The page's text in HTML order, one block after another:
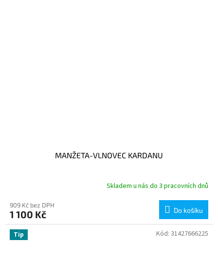
MANŽETA-VLNOVEC KARDANU
Skladem u nás do 3 pracovních dnů
909 Kč bez DPH
1 100 Kč Do košíku
Tip Kód: 31427666225